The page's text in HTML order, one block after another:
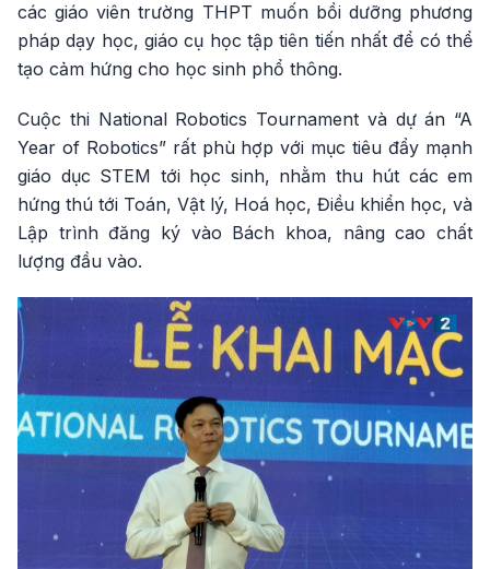
các giáo viên trường THPT muốn bồi dưỡng phương
pháp dạy học, giáo cụ học tập tiên tiến nhất để có thể
tạo cảm hứng cho học sinh phổ thông.
Cuộc thi National Robotics Tournament và dự án “A
Year of Robotics” rất phù hợp với mục tiêu đẩy mạnh
giáo dục STEM tới học sinh, nhằm thu hút các em
hứng thú tới Toán, Vật lý, Hoá học, Điều khiển học, và
Lập trình đăng ký vào Bách khoa, nâng cao chất
lượng đầu vào.